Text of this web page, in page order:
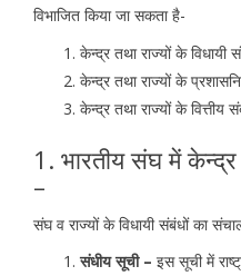
विभाजित किया जा सकता है-
केन्द्र तथा राज्यों के विधायी
केन्द्र तथा राज्यों के
केन्द्र तथा राज्यों के वित्तीय
1. भारतीय संघ में केन्द्र
–
संघ व राज्यों के विधायी संबंधों का
संधीय सूची – इस सूची में